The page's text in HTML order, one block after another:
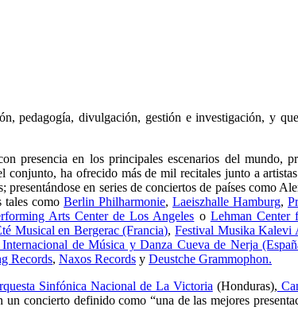
pedagogía, divulgación, gestión e investigación, y
presencia en los principales escenarios del mundo,
conjunto, ha ofrecido más de mil recitales junto a
presentándose en series de conciertos de países como
tales como Berlin Philharmonie, Laeiszhalle Hamburg,
Arts Center de Los Angeles o Lehman Center
Musical en Bergerac (Francia),Festival Musika Kalevi
de Música y Danza Cueva de Nerja
Records, Naxos Records y Deustche Grammophon.
Sinfónica Nacional de La Victoria (Honduras),
un concierto definido como “una de las mejores